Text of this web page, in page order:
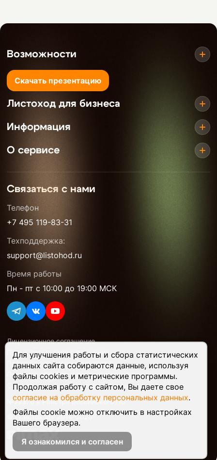
Возможности
Скачать презентацию
Листоход для бизнеса
Информация
О сервисе
Связаться с нами
Телефон
+7 495 119-83-31
Техподдержка:
support@listohod.ru
Время работы
Пн - пт с 10:00 до 19:00 МСК
Лицензионное соглашение
Пользовательское соглашение
Политика конфиденциальности
Политика обработки персональных данных
Согласие на обработку персональных данных
№22376 в Реестре российского ПО
© «Листоход» 2014–2026
Для улучшения работы и сбора статистических
данных сайта собираются данные, используя
файлы cookies и метрические программы.
Продолжая работу с сайтом, Вы даете свое
согласие на обработку персональных данных.
Файлы соокіе можно отключить в настройках
Вашего браузера.
Я ознакомился и согласен